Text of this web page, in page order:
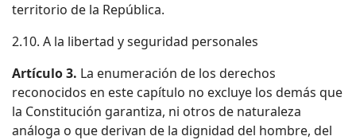
territorio de la República.
2.10. A la libertad y seguridad personales
Artículo 3. La enumeración de los derechos
reconocidos en este capítulo no excluye los demás que
la Constitución garantiza, ni otros de naturaleza
análoga o que derivan de la dignidad del hombre, del